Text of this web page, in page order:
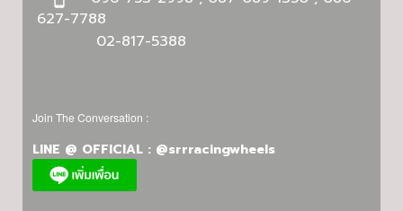
627-7788
02-817-5388
Join The Conversation :
LINE @ OFFICIAL : @srrracingwheels